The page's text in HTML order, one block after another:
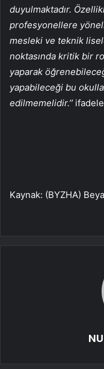
duyulmaktadır.
profesyonellere
mesleki ve teknik
noktasında kritik bir
yaparak
yapabileceği bu
edilmemelidir.’’
Kaynak: (BYZHA)